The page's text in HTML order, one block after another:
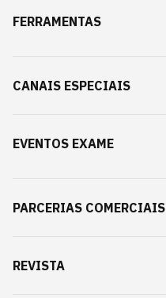
FERRAMENTAS
CANAIS ESPECIAIS
EVENTOS EXAME
PARCERIAS COMERCIAIS
REVISTA